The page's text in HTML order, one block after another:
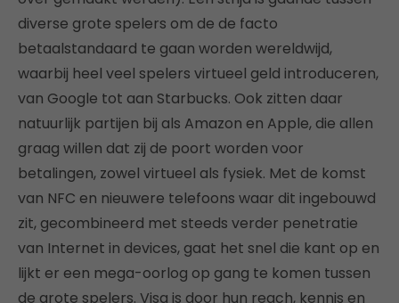
diverse grote spelers om de de facto
betaalstandaard te gaan worden wereldwijd,
waarbij heel veel spelers virtueel geld introduceren,
van Google tot aan Starbucks. Ook zitten daar
natuurlijk partijen bij als Amazon en Apple, die allen
graag willen dat zij de poort worden voor
betalingen, zowel virtueel als fysiek. Met de komst
van NFC en nieuwere telefoons waar dit ingebouwd
zit, gecombineerd met steeds verder penetratie
van Internet in devices, gaat het snel die kant op en
lijkt er een mega-oorlog op gang te komen tussen
de grote spelers. Visa is door hun reach, kennis en